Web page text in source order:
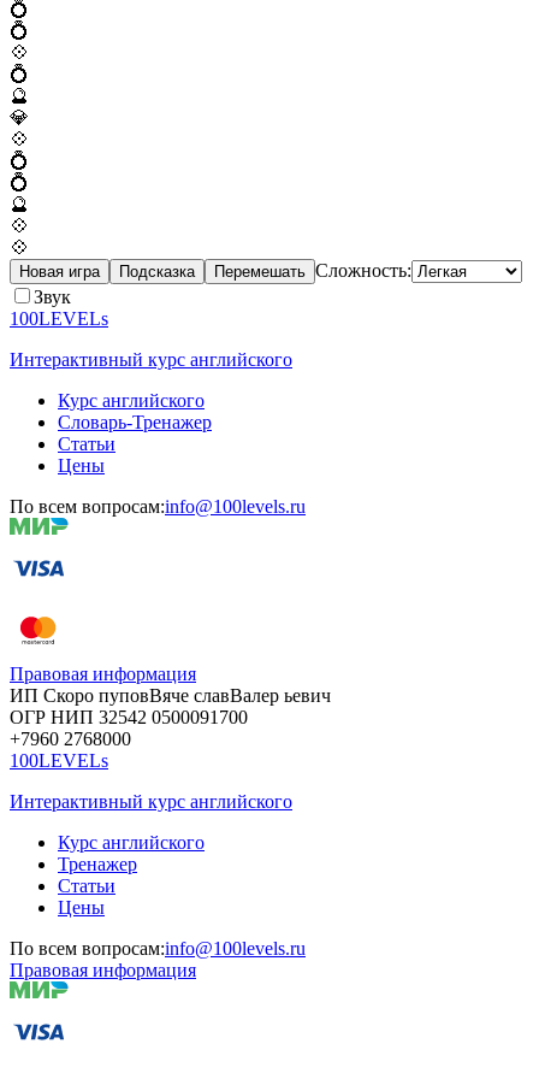
💍
💍
💠
💍
🔮
💎
💠
💍
💍
🔮
💠
💠
Новая игра Подсказка Перемешать Сложность:
Звук
100LEVELs
Интерактивный курс английского
Курс английского
Словарь-Тренажер
Статьи
Цены
По всем вопросам:info@100levels.ru
Правовая информация
ИП Скоро пуповВяче славВалер ьевич
ОГР НИП 32542 0500091700
+7960 2768000
100LEVELs
Интерактивный курс английского
Курс английского
Тренажер
Статьи
Цены
По всем вопросам:info@100levels.ru
Правовая информация